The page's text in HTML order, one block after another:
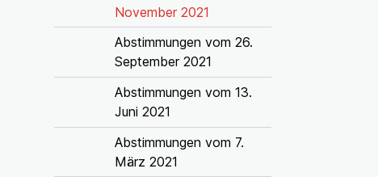
November 2021
Abstimmungen vom 26.
September 2021
Abstimmungen vom 13.
Juni 2021
Abstimmungen vom 7.
März 2021